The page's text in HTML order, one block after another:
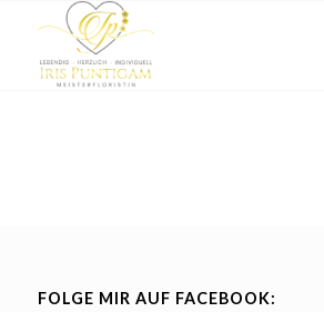
FOLGE MIR AUF FACEBOOK: